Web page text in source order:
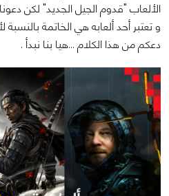
الألعاب "قدوم الجيل الجديد" لكن
و تعتبر أحد ألعابه هي الخاتمة
دعكم من هذا الكلام ...هيا بنا نبدأ .